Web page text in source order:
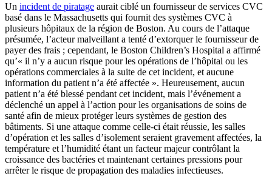
Un incident de piratage aurait ciblé un fournisseur de services CVC
basé dans le Massachusetts qui fournit des systèmes CVC à
plusieurs hôpitaux de la région de Boston. Au cours de l’attaque
présumée, l’acteur malveillant a tenté d’extorquer le fournisseur de
payer des frais ; cependant, le Boston Children’s Hospital a affirmé
qu’« il n’y a aucun risque pour les opérations de l’hôpital ou les
opérations commerciales à la suite de cet incident, et aucune
information du patient n’a été affectée ». Heureusement, aucun
patient n’a été blessé pendant cet incident, mais l’événement a
déclenché un appel à l’action pour les organisations de soins de
santé afin de mieux protéger leurs systèmes de gestion des
bâtiments. Si une attaque comme celle-ci était réussie, les salles
d’opération et les salles d’isolement seraient gravement affectées, la
température et l’humidité étant un facteur majeur contrôlant la
croissance des bactéries et maintenant certaines pressions pour
arrêter le risque de propagation des maladies infectieuses.